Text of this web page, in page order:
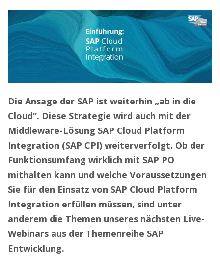
Die Ansage der SAP ist weiterhin „ab in die
Cloud“. Diese Strategie wird auch mit der
Middleware-Lösung SAP Cloud Platform
Integration (SAP CPI) weiterverfolgt. Ob der
Funktionsumfang wirklich mit SAP PO
mithalten kann und welche Voraussetzungen
Sie für den Einsatz von SAP Cloud Platform
Integration erfüllen müssen, sind unter
anderem die Themen unseres nächsten Live-
Webinars aus der Themenreihe SAP
Entwicklung.